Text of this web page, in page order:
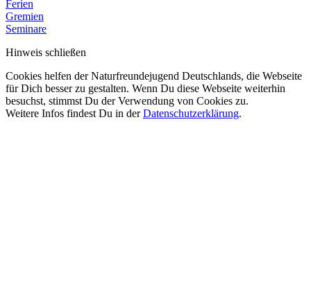
Ferien
Gremien
Seminare
Hinweis schließen
Cookies helfen der Naturfreundejugend Deutschlands, die Webseite
für Dich besser zu gestalten. Wenn Du diese Webseite weiterhin
besuchst, stimmst Du der Verwendung von Cookies zu.
Weitere Infos findest Du in derDatenschutzerklärung.